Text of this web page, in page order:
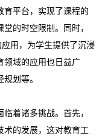
育平台，实现了课程的
的时空限制。同时，
用，为学生提供了沉浸
领域的应用也日益广
划等。
着诸多挑战。首先，
的发展，这对教育工